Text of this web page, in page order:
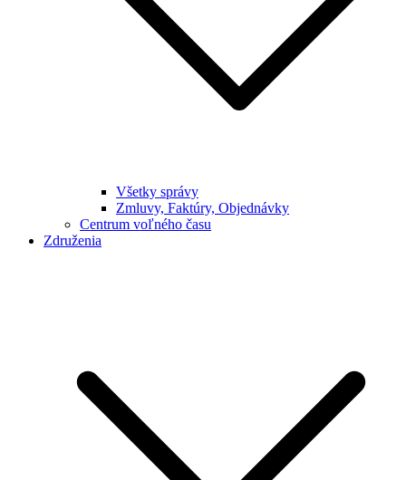
Všetky správy
Zmluvy, Faktúry, Objednávky
Centrum voľného času
Združenia